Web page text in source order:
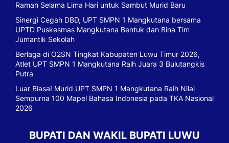
Ramah Selama Lima Hari untuk Sambut Murid Baru
Sinergi Cegah DBD, UPT SMPN 1 Mangkutana bersama
UPTD Puskesmas Mangkutana Bentuk dan Bina Tim
Jumantik Sekolah
Berlaga di O2SN Tingkat Kabupaten Luwu Timur 2026,
Atlet UPT SMPN 1 Mangkutana Raih Juara 3 Bulutangkis
Putra
Luar Biasa! Murid UPT SMPN 1 Mangkutana Raih Nilai
Sempurna 100 Mapel Bahasa Indonesia pada TKA Nasional
2026
BUPATI DAN WAKIL BUPATI LUWU